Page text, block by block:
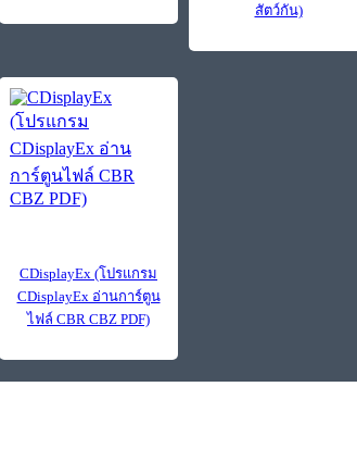
สัตว์กัน)
CDisplayEx (โปรแกรม
CDisplayEx อ่านการ์ตูน
ไฟล์ CBR CBZ PDF)